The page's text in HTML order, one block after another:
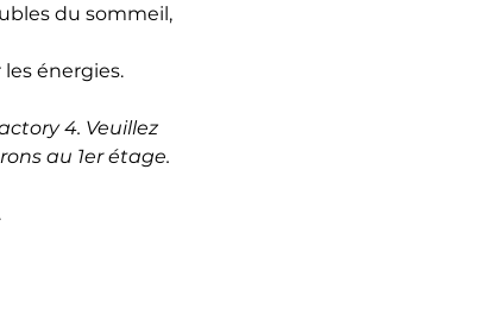
du sommeil,
énergies.
4. Veuillez
au 1er étage.